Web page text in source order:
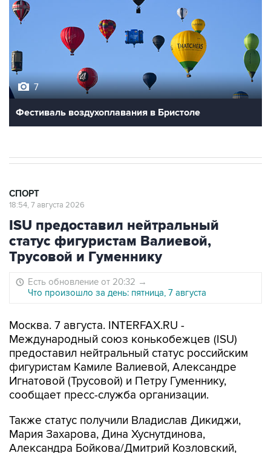
7
Фестиваль воздухоплавания в Бристоле
СПОРТ
18:54, 7 августа 2026
ISU предоставил нейтральный
статус фигуристам Валиевой,
Трусовой и Гуменнику
Есть обновление от 20:32 →
Что произошло за день: пятница, 7 августа
Москва. 7 августа. INTERFAX.RU -
Международный союз конькобежцев (ISU)
предоставил нейтральный статус российским
фигуристам Камиле Валиевой, Александре
Игнатовой (Трусовой) и Петру Гуменнику,
сообщает пресс-служба организации.
Также статус получили Владислав Дикиджи,
Мария Захарова, Дина Хуснутдинова,
Александра Бойкова/Дмитрий Козловский,